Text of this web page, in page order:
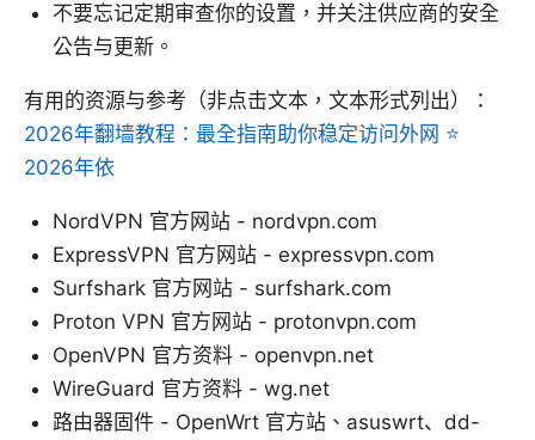
不要忘记定期审查你的设置，并关注供应商的安全
公告与更新。
有用的资源与参考（非点击文本，文本形式列出）：
2026年翻墙教程：最全指南助你稳定访问外网 ⭐
2026年依
NordVPN 官方网站 - nordvpn.com
ExpressVPN 官方网站 - expressvpn.com
Surfshark 官方网站 - surfshark.com
Proton VPN 官方网站 - protonvpn.com
OpenVPN 官方资料 - openvpn.net
WireGuard 官方资料 - wg.net
路由器固件 - OpenWrt 官方站、asuswrt、dd-